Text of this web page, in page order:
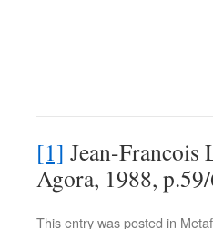
[1] Jean-Francois
Agora, 1988,
This entry was posted in